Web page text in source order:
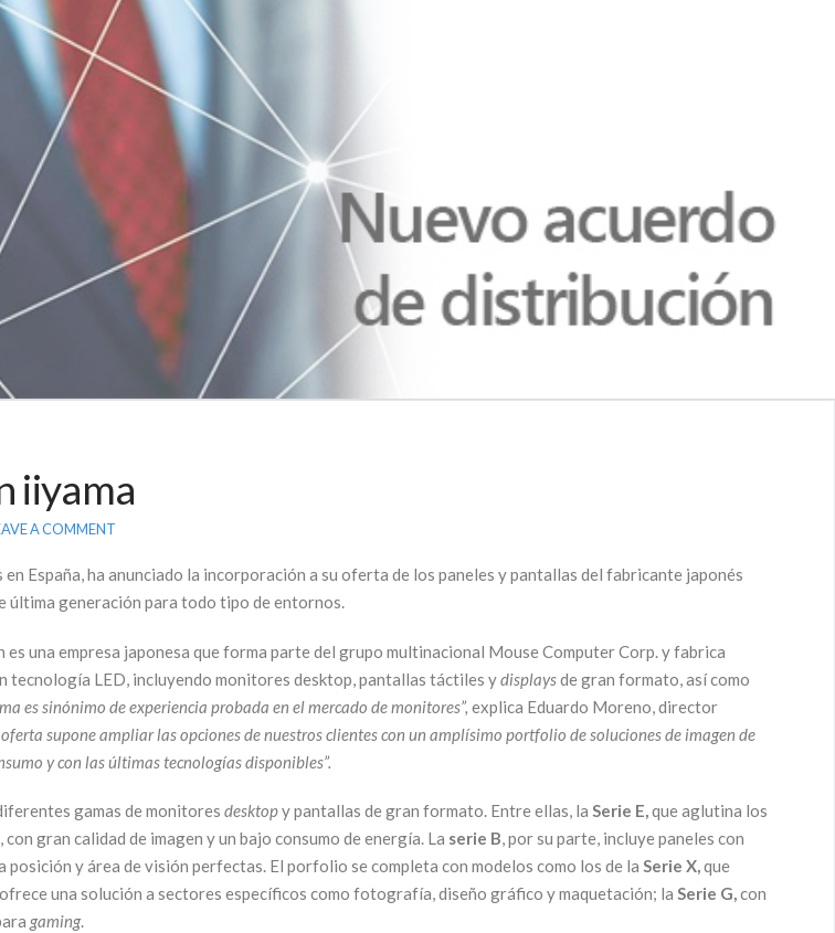
iiyama
A COMMENT
España, ha anunciado la incorporación a su oferta de los paneles y pantallas del fabricante japonés
última generación para todo tipo de entornos.
una empresa japonesa que forma parte del grupo multinacional Mouse Computer Corp. y fabrica
tecnología LED, incluyendo monitores desktop, pantallas táctiles ydisplaysde gran formato, así como
es sinónimo de experiencia probada en el mercado de monitores”, explica Eduardo Moreno, director
supone ampliar las opciones de nuestros clientes con un amplísimo portfolio de soluciones de imagen de
y con las últimas tecnologías disponibles”.
gamas de monitores desktopy pantallas de gran formato. Entre ellas, la Serie E,que aglutina los
gran calidad de imagen y un bajo consumo de energía. La serie B, por su parte, incluye paneles con
y área de visión perfectas. El porfolio se completa con modelos como los de la Serie X,que
una solución a sectores específicos como fotografía, diseño gráfico y maquetación; la Serie G,con
gaming.